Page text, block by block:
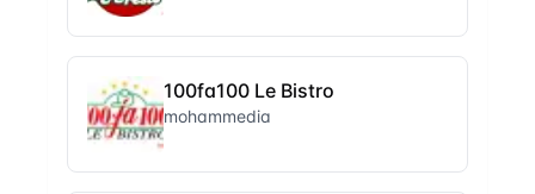
100fa100 Le Bistro
mohammedia